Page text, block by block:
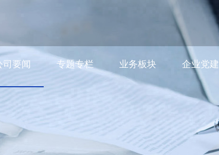
司要闻 专题专栏 业务板块 企业党建